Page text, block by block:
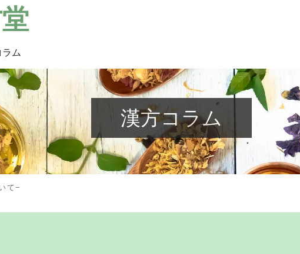
ム
漢方コラム
て−